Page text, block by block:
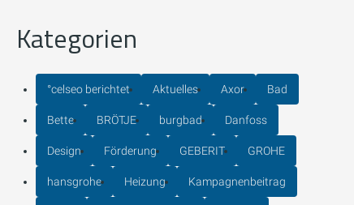
Kategorien
°celseo berichtet Aktuelles Axor Bad
Bette BRÖTJE burgbad Danfoss
Design Förderung GEBERIT GROHE
hansgrohe Heizung Kampagnenbeitrag